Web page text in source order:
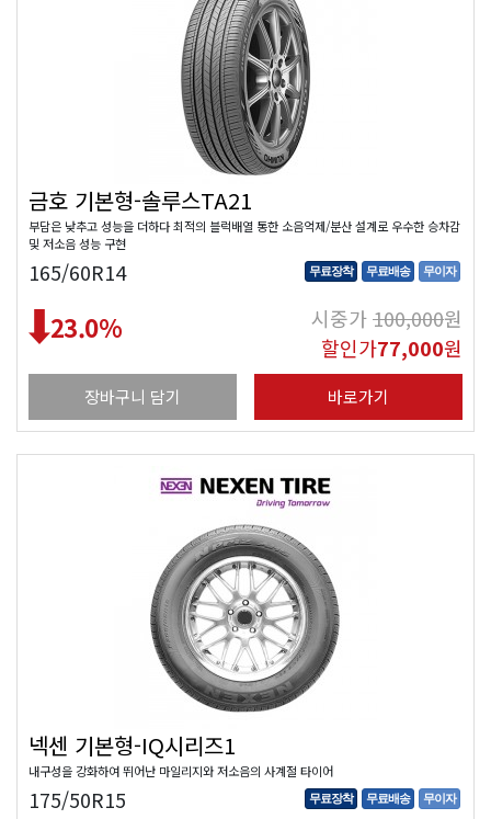
금호 기본형-솔루스TA21
부담은 낮추고 성능을 더하다 최적의 블럭배열 통한 소음억제/분산 설계로 우수한 승차감
및 저소음 성능 구현
165/60R14 무료장착 무료배송 무이자
23.0% 시중가100,000원
할인가77,000원
장바구니 담기 바로가기
넥센 기본형-IQ시리즈1
내구성을 강화하여 뛰어난 마일리지와 저소음의 사계절 타이어
175/50R15 무료장착 무료배송 무이자